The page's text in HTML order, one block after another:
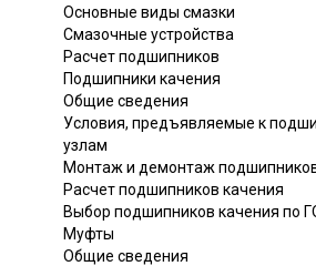
Основные виды смазки
Смазочные устройства
Расчет подшипников
Подшипники качения
Общие сведения
Условия, предъявляемые к
узлам
Монтаж и демонтаж
Расчет подшипников качения
Выбор подшипников качения по
Муфты
Общие сведения